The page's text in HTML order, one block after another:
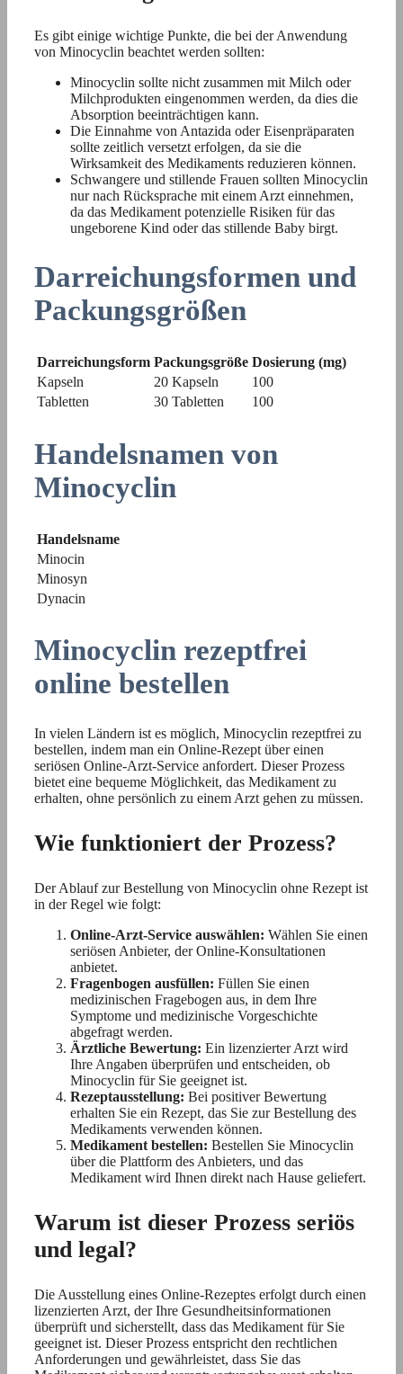
Es gibt einige wichtige Punkte, die bei der Anwendung
von Minocyclin beachtet werden sollten:
Minocyclin sollte nicht zusammen mit Milch oder
Milchprodukten eingenommen werden, da dies die
Absorption beeinträchtigen kann.
Die Einnahme von Antazida oder Eisenpräparaten
sollte zeitlich versetzt erfolgen, da sie die
Wirksamkeit des Medikaments reduzieren können.
Schwangere und stillende Frauen sollten Minocyclin
nur nach Rücksprache mit einem Arzt einnehmen,
da das Medikament potenzielle Risiken für das
ungeborene Kind oder das stillende Baby birgt.
Darreichungsformen und
Packungsgrößen
Darreichungsform Packungsgröße Dosierung (mg)
Kapseln
20 Kapseln
100
Tabletten
30 Tabletten 100
Handelsnamen von
Minocyclin
Handelsname
Minocin
Minosyn
Dynacin
Minocyclin rezeptfrei
online bestellen
In vielen Ländern ist es möglich, Minocyclin rezeptfrei zu
bestellen, indem man ein Online-Rezept über einen
seriösen Online-Arzt-Service anfordert. Dieser Prozess
bietet eine bequeme Möglichkeit, das Medikament zu
erhalten, ohne persönlich zu einem Arzt gehen zu müssen.
Wie funktioniert der Prozess?
Der Ablauf zur Bestellung von Minocyclin ohne Rezept ist
in der Regel wie folgt:
Online-Arzt-Service auswählen: Wählen Sie einen
seriösen Anbieter, der Online-Konsultationen
anbietet.
Fragenbogen ausfüllen: Füllen Sie einen
medizinischen Fragebogen aus, in dem Ihre
Symptome und medizinische Vorgeschichte
abgefragt werden.
Ärztliche Bewertung: Ein lizenzierter Arzt wird
Ihre Angaben überprüfen und entscheiden, ob
Minocyclin für Sie geeignet ist.
Rezeptausstellung: Bei positiver Bewertung
erhalten Sie ein Rezept, das Sie zur Bestellung des
Medikaments verwenden können.
Medikament bestellen: Bestellen Sie Minocyclin
über die Plattform des Anbieters, und das
Medikament wird Ihnen direkt nach Hause geliefert.
Warum ist dieser Prozess seriös
und legal?
Die Ausstellung eines Online-Rezeptes erfolgt durch einen
lizenzierten Arzt, der Ihre Gesundheitsinformationen
überprüft und sicherstellt, dass das Medikament für Sie
geeignet ist. Dieser Prozess entspricht den rechtlichen
Anforderungen und gewährleistet, dass Sie das